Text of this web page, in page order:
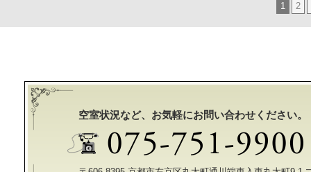
1 2
空室状況など、お気軽にお問い合わせください。